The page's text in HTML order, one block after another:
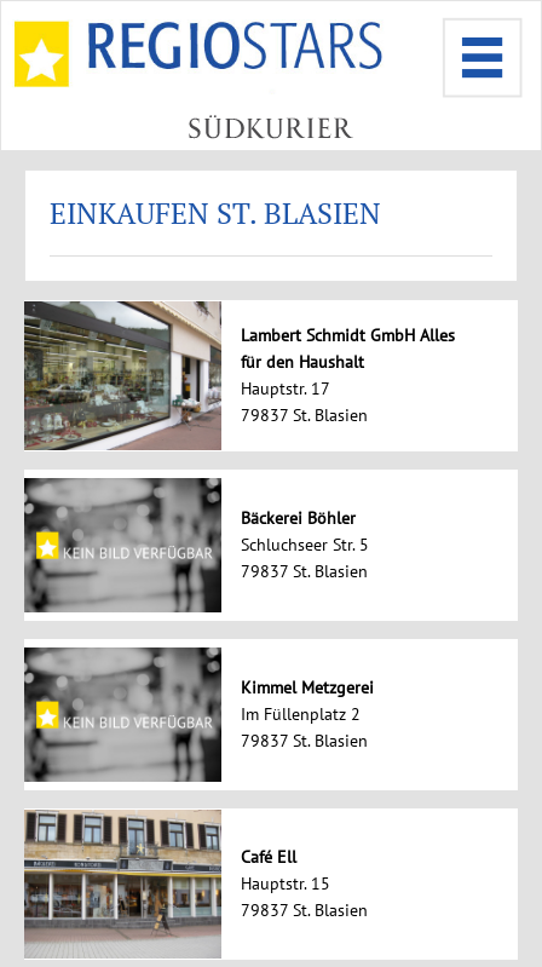
EINKAUFEN ST. BLASIEN
Lambert Schmidt GmbH Alles
für den Haushalt
Hauptstr. 17
79837 St. Blasien
Bäckerei Böhler
Schluchseer Str. 5
79837 St. Blasien
Kimmel Metzgerei
Im Füllenplatz 2
79837 St. Blasien
Café Ell
Hauptstr. 15
79837 St. Blasien